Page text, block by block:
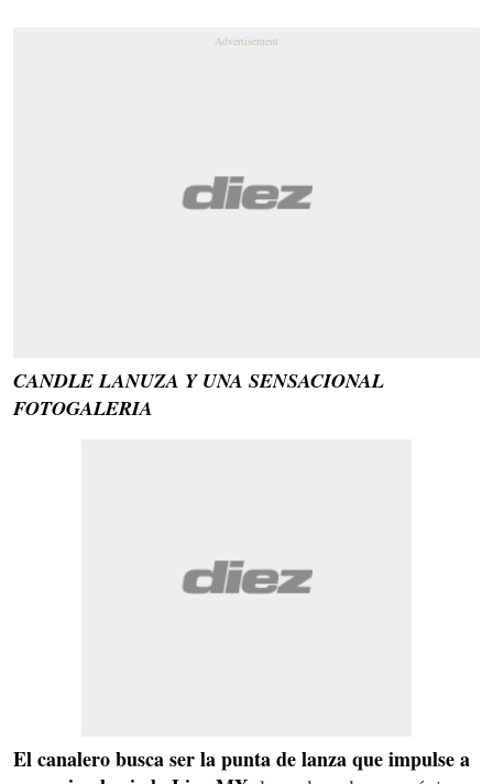
CANDLE LANUZA Y UNA SENSACIONAL
FOTOGALERIA
El canalero busca ser la punta de lanza que impulse a